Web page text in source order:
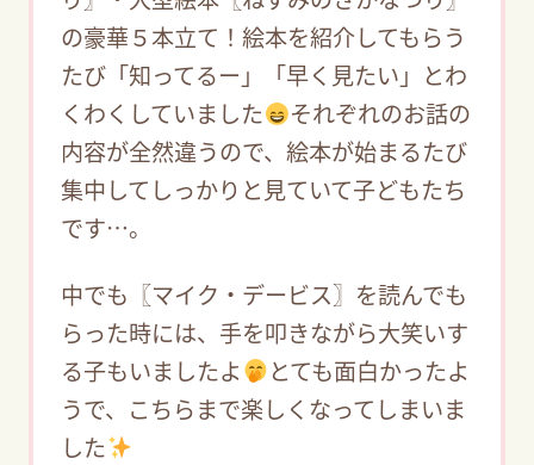
の豪華５本立て！絵本を紹介してもらう
たび「知ってるー」「早く見たい」とわ
くわくしていました
それぞれのお話の
内容が全然違うので、絵本が始まるたび
集中してしっかりと見ていて子どもたち
です…。
中でも〖マイク・デービス〗を読んでも
らった時には、手を叩きながら大笑いす
る子もいましたよ
とても面白かったよ
うで、こちらまで楽しくなってしまいま
した